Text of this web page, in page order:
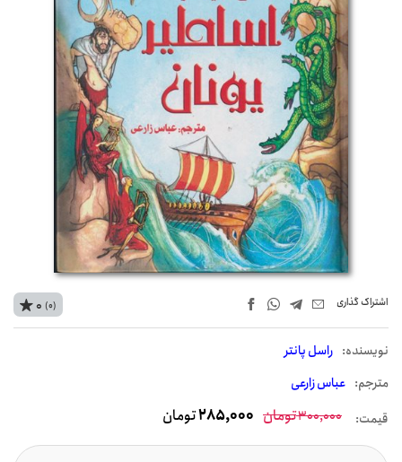
اشتراک‌ گذاری
نويسنده: راسل پانتر
مترجم: عباس زارعی
0 (0)
قیمت: 300,000تومان 285,000تومان